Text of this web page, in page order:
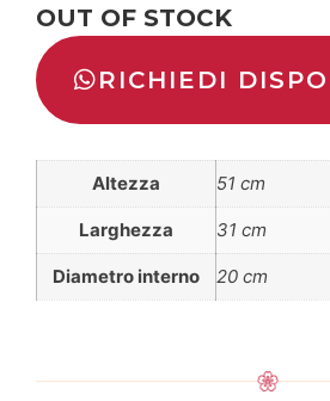
OUT OF STOCK
RICHIEDI
Altezza 51 cm
Larghezza 31 cm
Diametro interno 20 cm